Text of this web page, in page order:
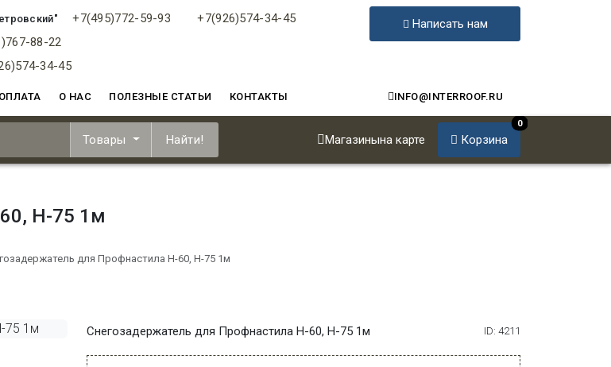
+7(495)772-59-93 +7(926)574-34-45
88-22
34-45
Написать нам
О НАС ПОЛЕЗНЫЕ СТАТЬИ КОНТАКТЫ INFO@INTERROOF.RU
Товары Найти! Магазинына карте Корзина
0
Н-75 1м
для Профнастила Н-60, Н-75 1м
Снегозадержатель для Профнастила Н-60, Н-75 1м ID: 4211